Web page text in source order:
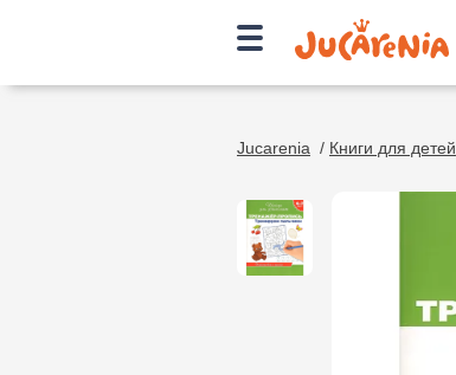
Jucarenia / Книги для детей